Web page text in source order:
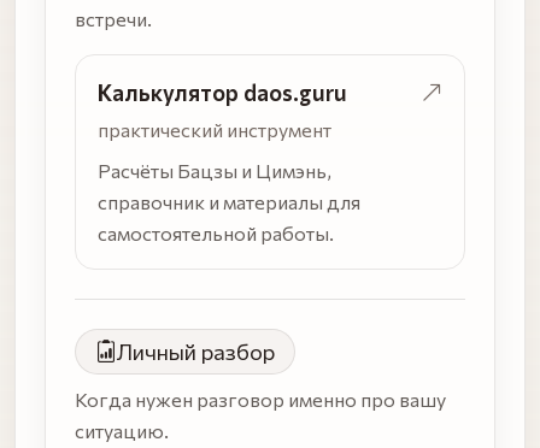
встречи.
Калькулятор daos.guru
практический инструмент
Расчёты Бацзы и Цимэнь,
справочник и материалы для
самостоятельной работы.
Личный разбор
Когда нужен разговор именно про вашу
ситуацию.